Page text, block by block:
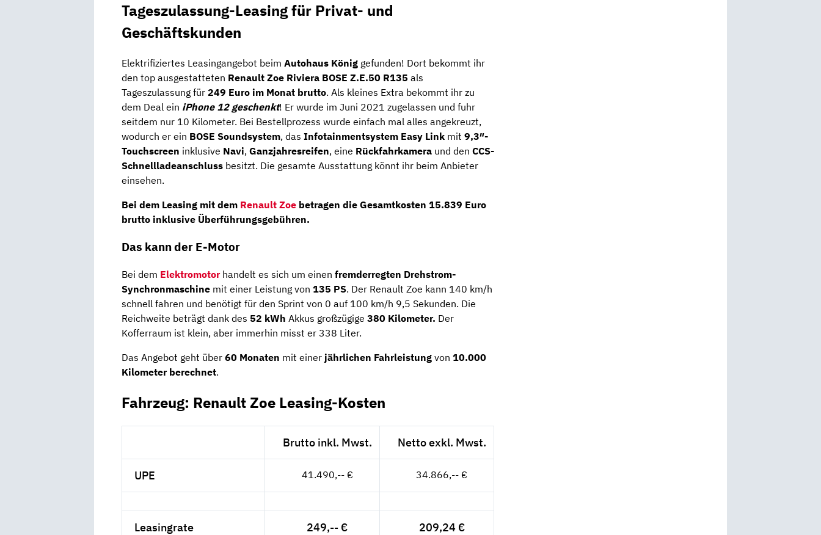
Tageszulassung-Leasing für Privat- und
Geschäftskunden
Elektrifiziertes Leasingangebot beim Autohaus König gefunden! Dort bekommt ihr
den top ausgestatteten Renault Zoe Riviera BOSE Z.E.50 R135 als
Tageszulassung für 249 Euro im Monat brutto. Als kleines Extra bekommt ihr zu
dem Deal ein iPhone 12 geschenkt! Er wurde im Juni 2021 zugelassen und fuhr
seitdem nur 10 Kilometer. Bei Bestellprozess wurde einfach mal alles angekreuzt,
wodurch er ein BOSE Soundsystem, das Infotainmentsystem Easy Link mit 9,3″-
Touchscreen inklusive Navi, Ganzjahresreifen, eine Rückfahrkamera und den CCS-
Schnellladeanschluss besitzt. Die gesamte Ausstattung könnt ihr beim Anbieter
einsehen.
Bei dem Leasing mit dem Renault Zoe betragen die Gesamtkosten 15.839 Euro
brutto inklusive Überführungsgebühren.
Das kann der E-Motor
Bei dem Elektromotorhandelt es sich um einen fremderregten Drehstrom-
Synchronmaschine mit einer Leistung von 135 PS. Der Renault Zoe kann 140 km/h
schnell fahren und benötigt für den Sprint von 0 auf 100 km/h 9,5 Sekunden. Die
Reichweite beträgt dank des 52 kWh Akkus großzügige 380 Kilometer. Der
Kofferraum ist klein, aber immerhin misst er 338 Liter.
Das Angebot geht über 60 Monaten mit einer jährlichen Fahrleistung von 10.000
Kilometer berechnet.
Fahrzeug: Renault Zoe Leasing-Kosten
Brutto inkl. Mwst. Netto exkl. Mwst.
UPE 41.490,-- € 34.866,-- €
Leasingrate 249,-- € 209,24 €